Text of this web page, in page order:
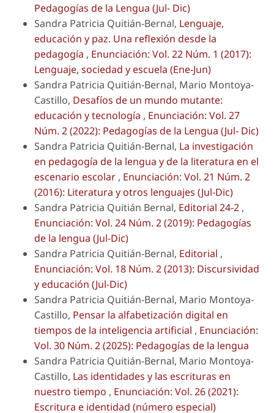
Pedagogías de la Lengua (Jul- Dic)
Sandra Patricia Quitián-Bernal, Lenguaje,
educación y paz. Una reflexión desde la
pedagogía , Enunciación: Vol. 22 Núm. 1 (2017):
Lenguaje, sociedad y escuela (Ene-Jun)
Sandra Patricia Quitián-Bernal, Mario Montoya-
Castillo, Desafíos de un mundo mutante:
educación y tecnología , Enunciación: Vol. 27
Núm. 2 (2022): Pedagogías de la Lengua (Jul- Dic)
Sandra Patricia Quitián-Bernal, La investigación
en pedagogía de la lengua y de la literatura en el
escenario escolar , Enunciación: Vol. 21 Núm. 2
(2016): Literatura y otros lenguajes (Jul-Dic)
Sandra Patricia Quitián Bernal, Editorial 24-2 ,
Enunciación: Vol. 24 Núm. 2 (2019): Pedagogías
de la lengua (Jul-Dic)
Sandra Patricia Quitián-Bernal, Editorial ,
Enunciación: Vol. 18 Núm. 2 (2013): Discursividad
y educación (Jul-Dic)
Sandra Patricia Quitián-Bernal, Mario Montoya-
Castillo, Pensar la alfabetización digital en
tiempos de la inteligencia artificial , Enunciación:
Vol. 30 Núm. 2 (2025): Pedagogías de la lengua
Sandra Patricia Quitián-Bernal, Mario Montoya-
Castillo, Las identidades y las escrituras en
nuestro tiempo , Enunciación: Vol. 26 (2021):
Escritura e identidad (número especial)